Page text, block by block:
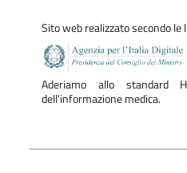
Sito web realizzato secondo le
Aderiamo allo standard
dell'informazione medica.